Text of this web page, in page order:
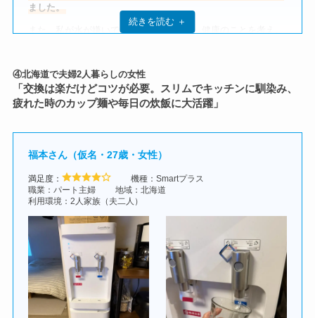
サーバーの設置についてはどうだった？
設置自体はとても簡単で、電源コードをコンセントに差し込め
ばすぐに使える状態になります。
設置前から外観は確認していたものの、実際に部屋に置いてみ
るとやはり存在感はあります。
ただ、生活動線を邪魔するほどではなく、すぐに馴染みまし
た。
費用についてはどう思う？
月々の費用は、ボトル2本の配送で約 4,000円程度です。
飲みたい時にすぐ冷水が出せるため、子どもたちの水分補給が
増えたのも嬉しい変化です。
利便性と費用を比較しても、 コストパフォーマンスは非常に良
下からボトル交換できるタイプのものを探した結果、コスモウ
ォーターのsmartプラスに辿り着きました。
クリクラはボトルを上で交換するタイプで、かつボトルを再利
用するタイプだったので、「使い勝手」と「衛生面」にやや不
満がありました。
イプ）を使い始めました。
ボトル交換するタイプで、 ボトルを持ち上げて設置する作業が
妻には難しかった
ため解約。
最終的にコスモウォーターに落ち着きました。
ました。
また、私が水が嫌いで飲めなかったので、健康のことを考え、
水道水に浄水フィルターがついていますが、常にぬるいのでよ
り飲みたくなかったのもあります。
続きを読む ＋
④北海道で夫婦2人暮らしの女性
「交換は楽だけどコツが必要。スリムでキッチンに馴染み、
疲れた時のカップ麺や毎日の炊飯に大活躍」
福本さん（仮名・27歳・女性）
満足度：
機種：Smartプラス
職業：パート主婦
地域：北海道
利用環境：2人家族（夫二人）